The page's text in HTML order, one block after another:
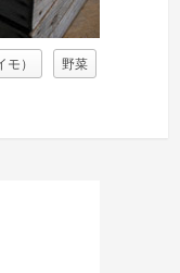
モ） 野菜